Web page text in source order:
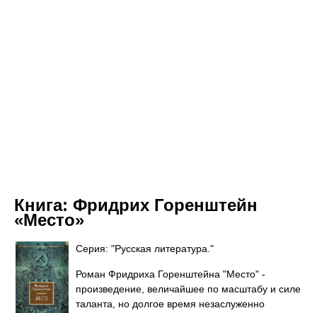
Книга: Фридрих Горенштейн
«Место»
Серия: "Русская литература."
Роман Фридриха Горенштейна "Место" -
произведение, величайшее по масштабу и силе
таланта, но долгое время незаслуженно